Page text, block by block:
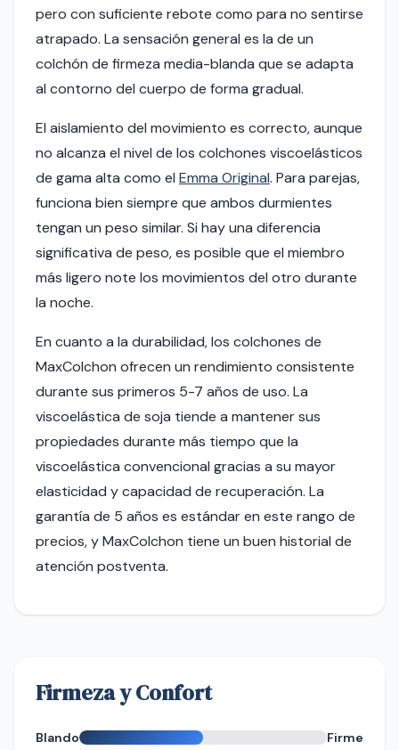
pero con suficiente rebote como para no sentirse
atrapado. La sensación general es la de un
colchón de firmeza media-blanda que se adapta
al contorno del cuerpo de forma gradual.
El aislamiento del movimiento es correcto, aunque
no alcanza el nivel de los colchones viscoelásticos
de gama alta como el Emma Original. Para parejas,
funciona bien siempre que ambos durmientes
tengan un peso similar. Si hay una diferencia
significativa de peso, es posible que el miembro
más ligero note los movimientos del otro durante
la noche.
En cuanto a la durabilidad, los colchones de
MaxColchon ofrecen un rendimiento consistente
durante sus primeros 5-7 años de uso. La
viscoelástica de soja tiende a mantener sus
propiedades durante más tiempo que la
viscoelástica convencional gracias a su mayor
elasticidad y capacidad de recuperación. La
garantía de 5 años es estándar en este rango de
precios, y MaxColchon tiene un buen historial de
atención postventa.
Firmeza y Confort
Blando Firme